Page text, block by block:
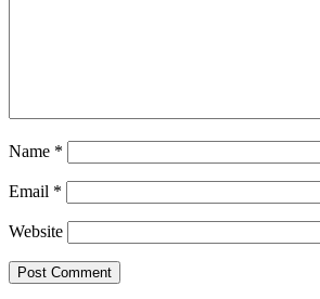
Name *
Email *
Website